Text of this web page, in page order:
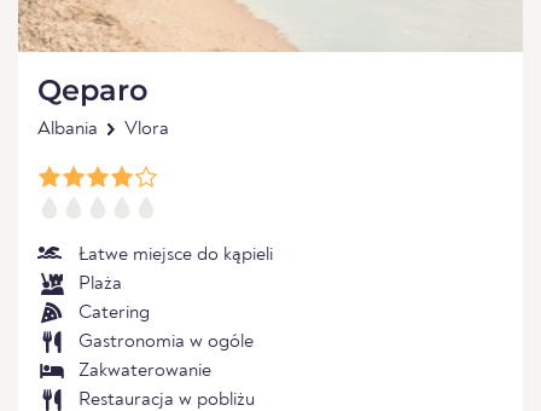
Qeparo
Albania Vlora
Łatwe miejsce do kąpieli
Plaża
Catering
Gastronomia w ogóle
Zakwaterowanie
Restauracja w pobliżu